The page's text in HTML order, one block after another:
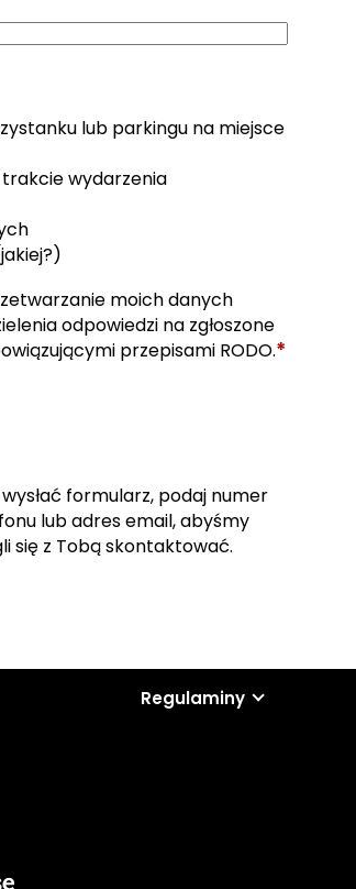
lub parkingu na miejsce
wydarzenia
moich danych
odpowiedzi na zgłoszone
przepisami RODO.*
formularz, podaj numer
lub adres email, abyśmy
się z Tobą skontaktować.
Regulaminy